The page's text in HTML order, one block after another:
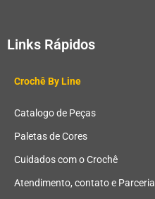
Links Rápidos
Crochê By Line
Catalogo de Peças
Paletas de Cores
Cuidados com o Crochê
Atendimento, contato e Parceria